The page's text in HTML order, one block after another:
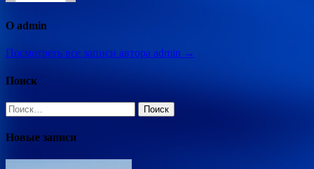
О admin
Посмотреть все записи автора admin →
Поиск
Найти:
Новые записи